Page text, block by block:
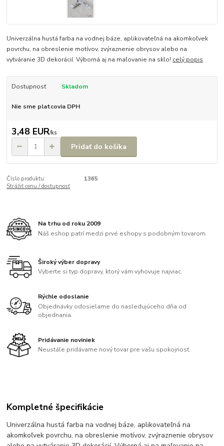
Univerzálna hustá farba na vodnej báze, aplikovateľná na akomkoľvek
povrchu, na obreslenie motívov, zvýraznenie obrysov alebo na
vytváranie 3D dekorácií. Výborná aj na maľovanie na sklo! celý popis
Dostupnosť Skladom
Nie sme platcovia DPH
3,48 EUR/ks
Pridať do košíka
Číslo produktu:
1365
Strážiť cenu / dostupnosť
Na trhu od roku 2009
Náš eshop patrí medzi prvé eshopy s podobným tovarom.
Široký výber dopravy
Vyberte si typ dopravy, ktorý vám vyhovuje najviac.
Rýchle odoslanie
Objednávky odosielame do nasledujúceho dňa od
objednania.
Pridávanie noviniek
Neustále pridávame nový tovar pre vašu spokojnosť.
Kompletné špecifikácie
Univerzálna hustá farba na vodnej báze, aplikovateľná na
akomkoľvek povrchu, na obreslenie motívov, zvýraznenie obrysov